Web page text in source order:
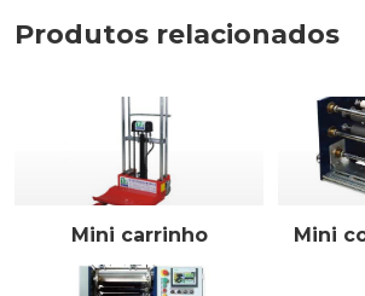
Produtos relacionados
Mini carrinho Mini